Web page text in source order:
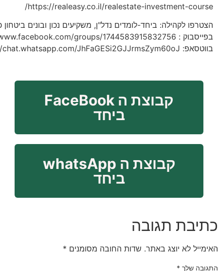
https://realeasy.co.il/realestate-investment-course/
הצטרפו לקהילה: ביחד-לומדים נדל"ן, משקיעים נכון ובונים ביטחון
בפייסבוק : https://www.facebook.com/groups/1744583915832756
בווטסאפ: https://chat.whatsapp.com/JhFaGESi2GJJrmsZym60oJ
קבוצת ה FaceBook
ביחד
קבוצת ה whatsApp
ביחד
תגובה
לא יוצג באתר. שדות החובה מסומנים *
שלך *